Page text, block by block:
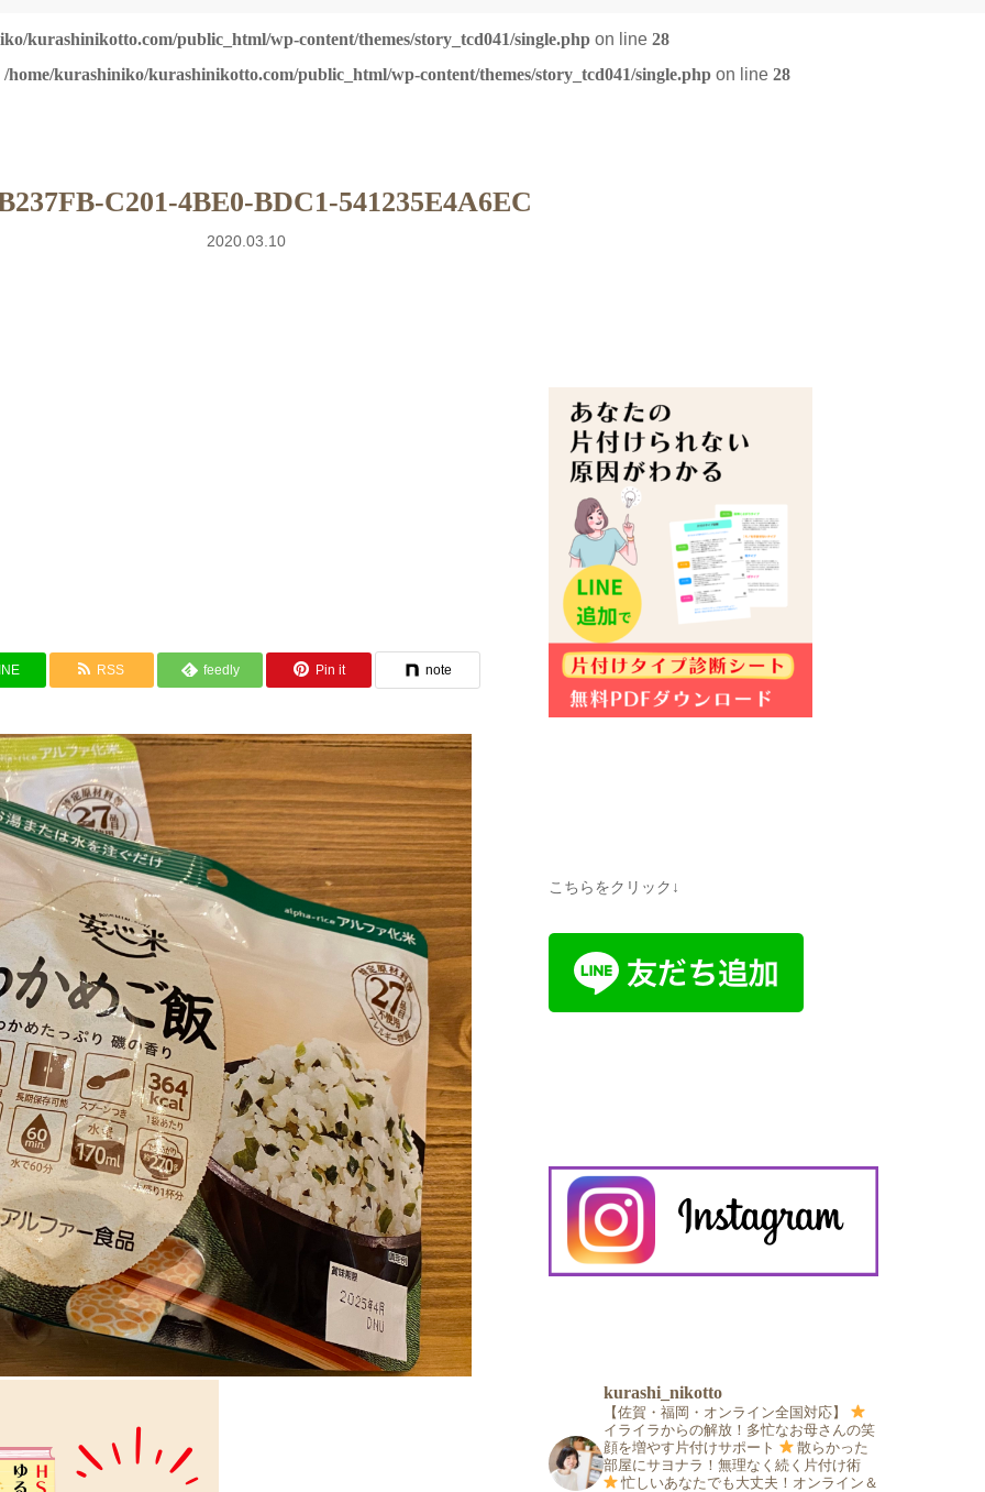
kurashinikotto.com/public_html/wp-content/themes/story_tcd041/single.php on line 28
/home/kurashiniko/kurashinikotto.com/public_html/wp-content/themes/story_tcd041/single.php on line 28
C201-4BE0-BDC1-541235E4A6EC
2020.03.10
RSS feedly Pin it note
こちらをクリック↓
kurashi_nikotto
【佐賀・福岡・オンライン全国対応】
イライラからの解放！多忙なお母さんの笑
顔を増やす片付けサポート
散らかった
部屋にサヨナラ！無理なく続く片付け術
忙しいあなたでも大丈夫！オンライン＆